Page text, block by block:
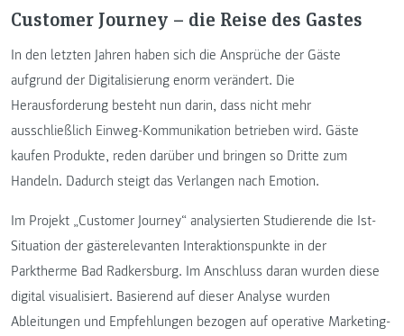
Customer Journey – die Reise des Gastes
In den letzten Jahren haben sich die Ansprüche der Gäste
aufgrund der Digitalisierung enorm verändert. Die
Herausforderung besteht nun darin, dass nicht mehr
ausschließlich Einweg-Kommunikation betrieben wird. Gäste
kaufen Produkte, reden darüber und bringen so Dritte zum
Handeln. Dadurch steigt das Verlangen nach Emotion.
Im Projekt „Customer Journey“ analysierten Studierende die Ist-
Situation der gästerelevanten Interaktionspunkte in der
Parktherme Bad Radkersburg. Im Anschluss daran wurden diese
digital visualisiert. Basierend auf dieser Analyse wurden
Ableitungen und Empfehlungen bezogen auf operative Marketing-